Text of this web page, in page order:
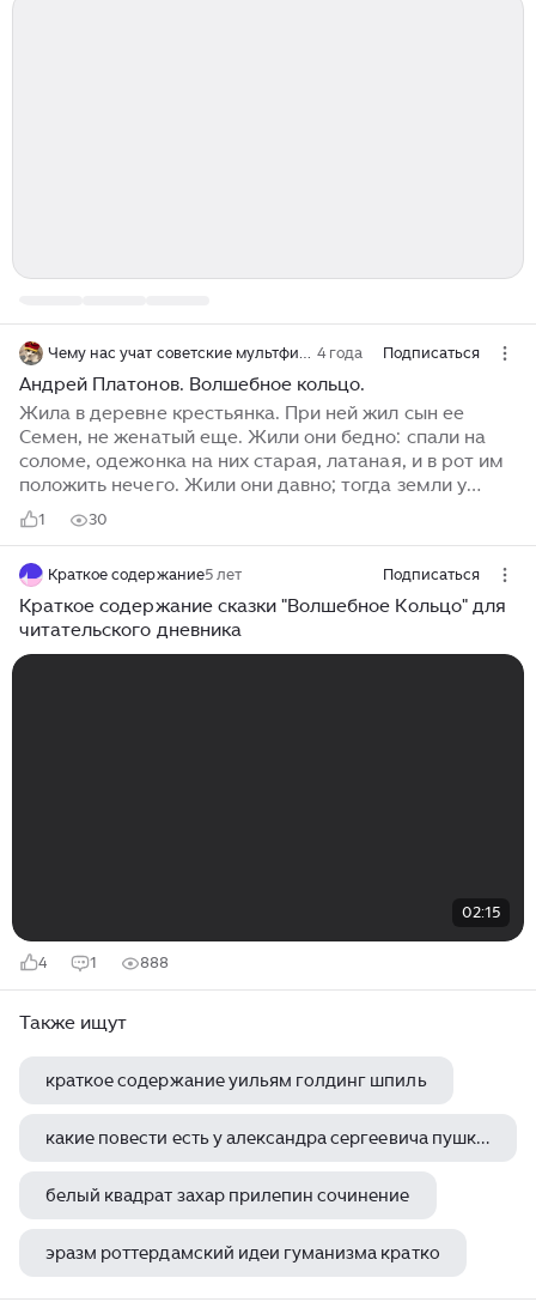
4 года Подписаться
Андрей Платонов. Волшебное кольцо.
Жила в деревне крестьянка. При ней жил сын ее
Семен, не женатый еще. Жили они бедно: спали на
соломе, одежонка на них старая, латаная, и в рот им
положить нечего. Жили они давно; тогда земли у
крестьян было мало, а что и была, так неродящая
была земля: что и посеет крестьянин, то вымерзнет, а
так вымокнет, а не вымокнет, так саранча
пожрет.Получал Семен в городе пенсию за отца —
копейку в месяц.Вот идет Семен однажды с
деньгами, с копейкой, и видит: один человек надел
1 30
Краткое содержание5 лет Подписаться
Краткое содержание сказки "Волшебное Кольцо" для
читательского дневника
02:15
4 1 888
Также ищут
краткое содержание уильям голдинг шпиль
какие повести есть у александра сергеевича пушкина
белый квадрат захар прилепин сочинение
эразм роттердамский идеи гуманизма кратко